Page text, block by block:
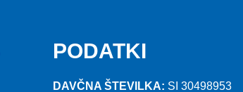
PODATKI
DAVČNA ŠTEVILKA: SI 30498953